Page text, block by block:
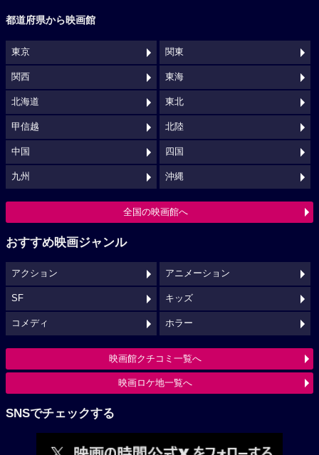
都道府県から映画館
東京 関東
関西 東海
北海道 東北
甲信越 北陸
中国 四国
九州 沖縄
全国の映画館へ
おすすめ映画ジャンル
アクション アニメーション
SF キッズ
コメディ ホラー
映画館クチコミ一覧へ
映画ロケ地一覧へ
SNSでチェックする